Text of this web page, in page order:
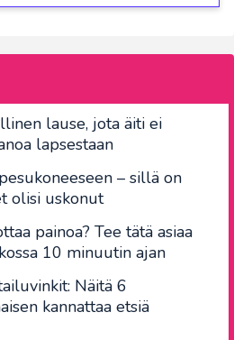
lause, jota äiti ei
lapsestaan
– sillä on
olisi uskonut
painoa? Tee tätä asiaa
10 minuutin ajan
Näitä 6
kannattaa etsiä